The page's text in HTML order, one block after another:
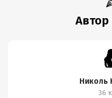
Автор
Николь
36